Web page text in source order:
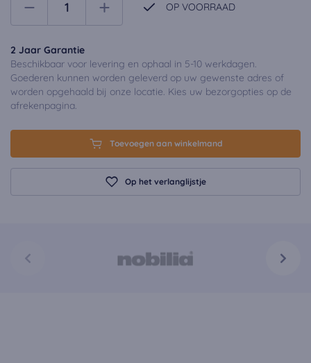
2 Jaar Garantie
OP VOORRAAD
Beschikbaar voor levering en ophaal in 5-10 werkdagen.
Goederen kunnen worden geleverd op uw gewenste adres of
worden opgehaald bij onze locatie. Kies uw bezorgopties op de
afrekenpagina.
Toevoegen aan winkelmand
Op het verlanglijstje